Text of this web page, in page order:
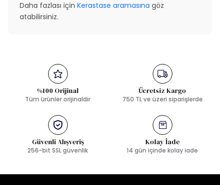
Daha fazlası için Kerastase aramasına göz
atabilirsiniz.
%100 Orijinal
Tüm ürünler orijinaldir
Ücretsiz Kargo
750 TL ve üzeri siparişlerde
Güvenli Alışveriş
256-bit SSL güvenlik
Kolay İade
14 gün içinde kolay iade